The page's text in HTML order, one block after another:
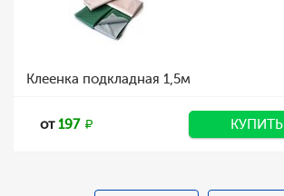
Клеенка подкладная 1,5м
от197 КУПИТЬ